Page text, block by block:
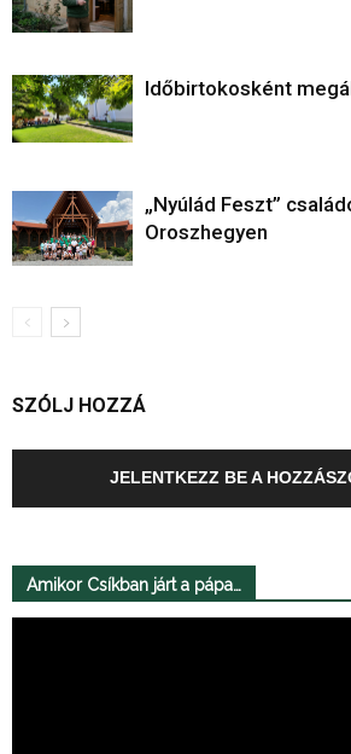
Időbirtokosként
„Nyúlád Feszt”
Oroszhegyen
SZÓLJ HOZZÁ
JELENTKEZZ BE A
Amikor Csíkban járt a pápa…